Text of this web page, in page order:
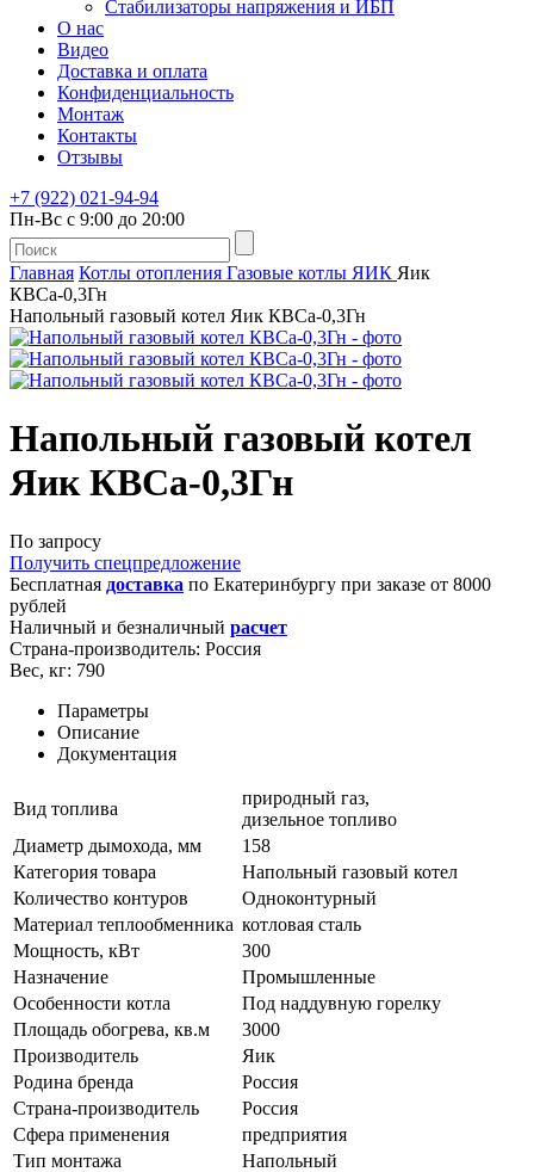
Стабилизаторы напряжения и ИБП
О нас
Видео
Доставка и оплата
Конфиденциальность
Монтаж
Контакты
Отзывы
+7 (922) 021-94-94
Пн-Вс с 9:00 до 20:00
Главная Котлы отопления Газовые котлы ЯИК Яик
КВСа-0,3Гн
Напольный газовый котел Яик КВСа-0,3Гн
Напольный газовый котел
Яик КВСа-0,3Гн
По запросу
Получить спецпредложение
Бесплатная доставка по Екатеринбургу при заказе от 8000
рублей
Наличный и безналичный расчет
Страна-производитель: Россия
Вес, кг: 790
Параметры
Описание
Документация
Вид топлива
природный газ,
дизельное топливо
Диаметр дымохода, мм
158
Категория товара
Напольный газовый котел
Количество контуров
Одноконтурный
Материал теплообменника котловая сталь
Мощность, кВт
300
Назначение
Промышленные
Особенности котла
Под наддувную горелку
Площадь обогрева, кв.м
3000
Производитель
Яик
Родина бренда
Россия
Страна-производитель
Россия
Сфера применения
предприятия
Тип монтажа
Напольный